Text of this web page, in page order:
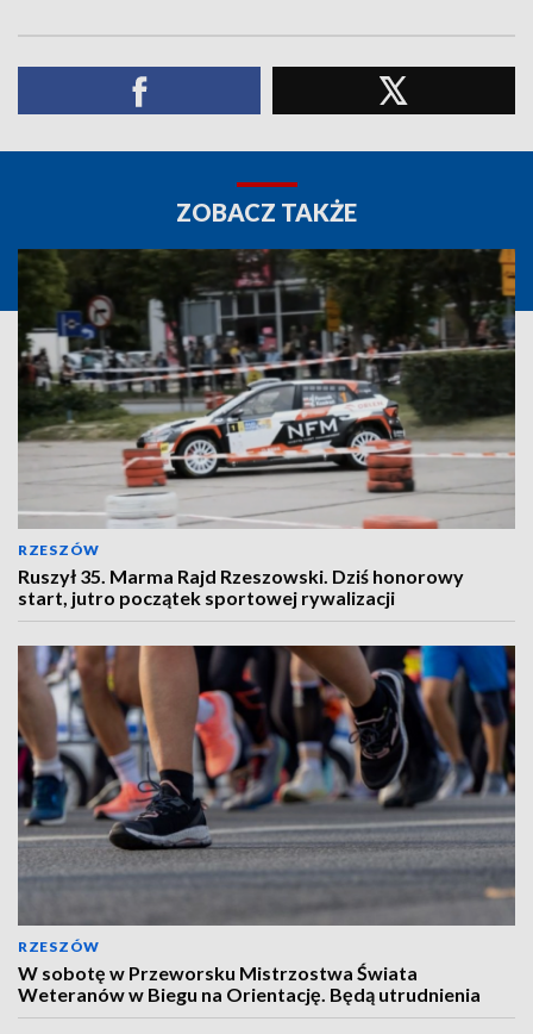
ZOBACZ TAKŻE
RZESZÓW
Ruszył 35. Marma Rajd Rzeszowski. Dziś honorowy
start, jutro początek sportowej rywalizacji
RZESZÓW
W sobotę w Przeworsku Mistrzostwa Świata
Weteranów w Biegu na Orientację. Będą utrudnienia